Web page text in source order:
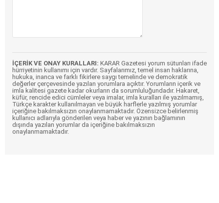
İÇERİK VE ONAY KURALLARI: KARAR Gazetesi yorum sütunları ifade
hürriyetinin kullanımı için vardır. Sayfalarımız, temel insan haklarına,
hukuka, inanca ve farklı fikirlere saygı temelinde ve demokratik
değerler çerçevesinde yazılan yorumlara açıktır. Yorumların içerik ve
imla kalitesi gazete kadar okurların da sorumluluğundadır. Hakaret,
küfür, rencide edici cümleler veya imalar, imla kuralları ile yazılmamış,
Türkçe karakter kullanılmayan ve büyük harflerle yazılmış yorumlar
içeriğine bakılmaksızın onaylanmamaktadır. Özensizce belirlenmiş
kullanıcı adlarıyla gönderilen veya haber ve yazının bağlamının
dışında yazılan yorumlar da içeriğine bakılmaksızın
onaylanmamaktadır.